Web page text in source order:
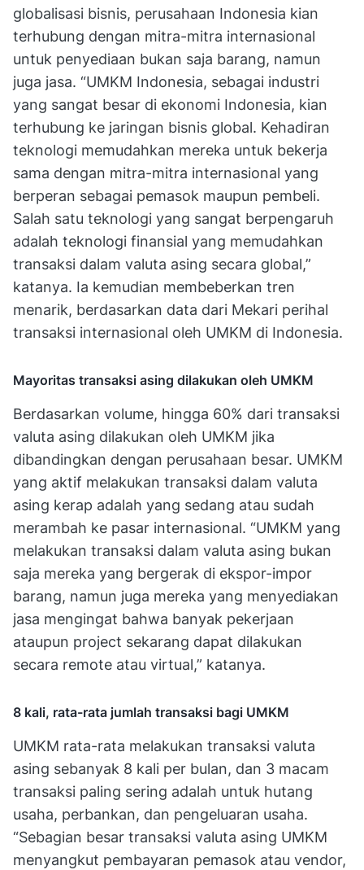
globalisasi bisnis, perusahaan Indonesia kian
terhubung dengan mitra-mitra internasional
untuk penyediaan bukan saja barang, namun
juga jasa. “UMKM Indonesia, sebagai industri
yang sangat besar di ekonomi Indonesia, kian
terhubung ke jaringan bisnis global. Kehadiran
teknologi memudahkan mereka untuk bekerja
sama dengan mitra-mitra internasional yang
berperan sebagai pemasok maupun pembeli.
Salah satu teknologi yang sangat berpengaruh
adalah teknologi finansial yang memudahkan
transaksi dalam valuta asing secara global,”
katanya. Ia kemudian membeberkan tren
menarik, berdasarkan data dari Mekari perihal
transaksi internasional oleh UMKM di Indonesia.
Mayoritas transaksi asing dilakukan oleh UMKM
Berdasarkan volume, hingga 60% dari transaksi
valuta asing dilakukan oleh UMKM jika
dibandingkan dengan perusahaan besar. UMKM
yang aktif melakukan transaksi dalam valuta
asing kerap adalah yang sedang atau sudah
merambah ke pasar internasional. “UMKM yang
melakukan transaksi dalam valuta asing bukan
saja mereka yang bergerak di ekspor-impor
barang, namun juga mereka yang menyediakan
jasa mengingat bahwa banyak pekerjaan
ataupun project sekarang dapat dilakukan
secara remote atau virtual,” katanya.
8 kali, rata-rata jumlah transaksi bagi UMKM
UMKM rata-rata melakukan transaksi valuta
asing sebanyak 8 kali per bulan, dan 3 macam
transaksi paling sering adalah untuk hutang
usaha, perbankan, dan pengeluaran usaha.
“Sebagian besar transaksi valuta asing UMKM
menyangkut pembayaran pemasok atau vendor,